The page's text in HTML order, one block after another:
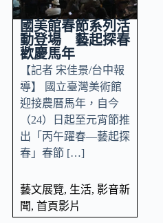
國美館春節系列活
動登場 藝起探春
歡慶馬年
【記者 宋佳景/台中報
導】 國立臺灣美術館
迎接農曆馬年，自今
（24）日起至元宵節推
出「丙午躍春—藝起探
春」春節 […]
藝文展覽, 生活, 影音新
聞, 首頁影片